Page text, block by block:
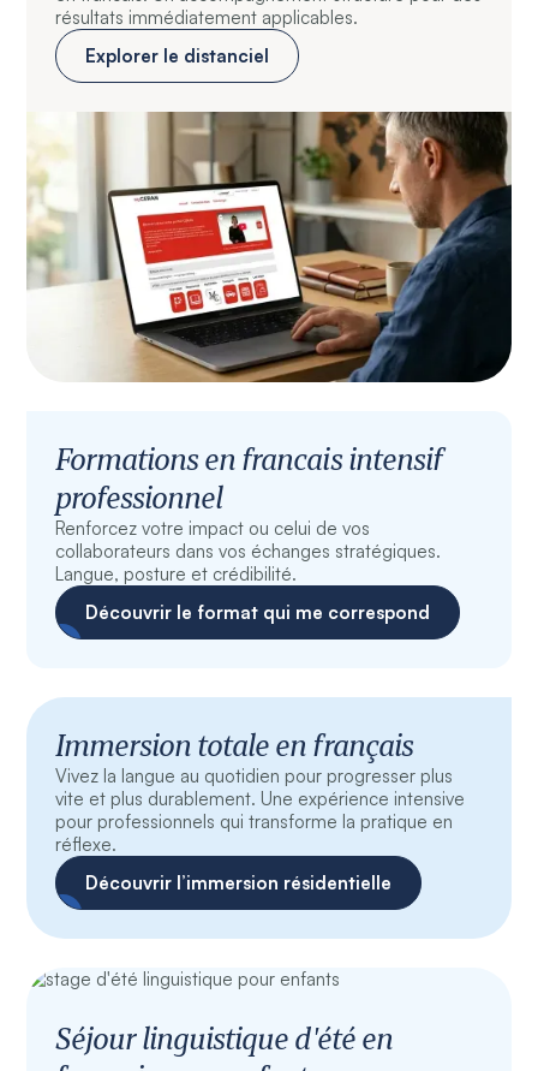
résultats immédiatement applicables.
Explorer le distanciel
Formations en francais intensif
professionnel
Renforcez votre impact ou celui de vos
collaborateurs dans vos échanges stratégiques.
Langue, posture et crédibilité.
Découvrir le format qui me correspond
Immersion totale en français
Vivez la langue au quotidien pour progresser plus
vite et plus durablement. Une expérience intensive
pour professionnels qui transforme la pratique en
réflexe.
Découvrir l’immersion résidentielle
Séjour linguistique d'été en